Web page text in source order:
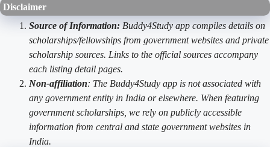
Disclaimer
Source of Information: Buddy4Study app compiles details on
scholarships/fellowships from government websites and private
scholarship sources. Links to the official sources accompany
each listing detail pages.
Non-affiliation: The Buddy4Study app is not associated with
any government entity in India or elsewhere. When featuring
government scholarships, we rely on publicly accessible
information from central and state government websites in
India.